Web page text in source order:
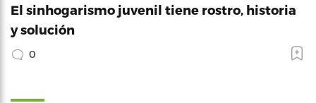
El sinhogarismo juvenil tiene rostro, historia
y solución
0